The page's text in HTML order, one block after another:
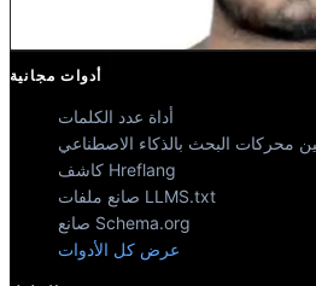
أدوات مجانية
أداة عدد الكلمات
محركات البحث بالذكاء الاصطناعي
كاشف Hreflang
صانع ملفات LLMS.txt
صانع Schema.org
عرض كل الأدوات